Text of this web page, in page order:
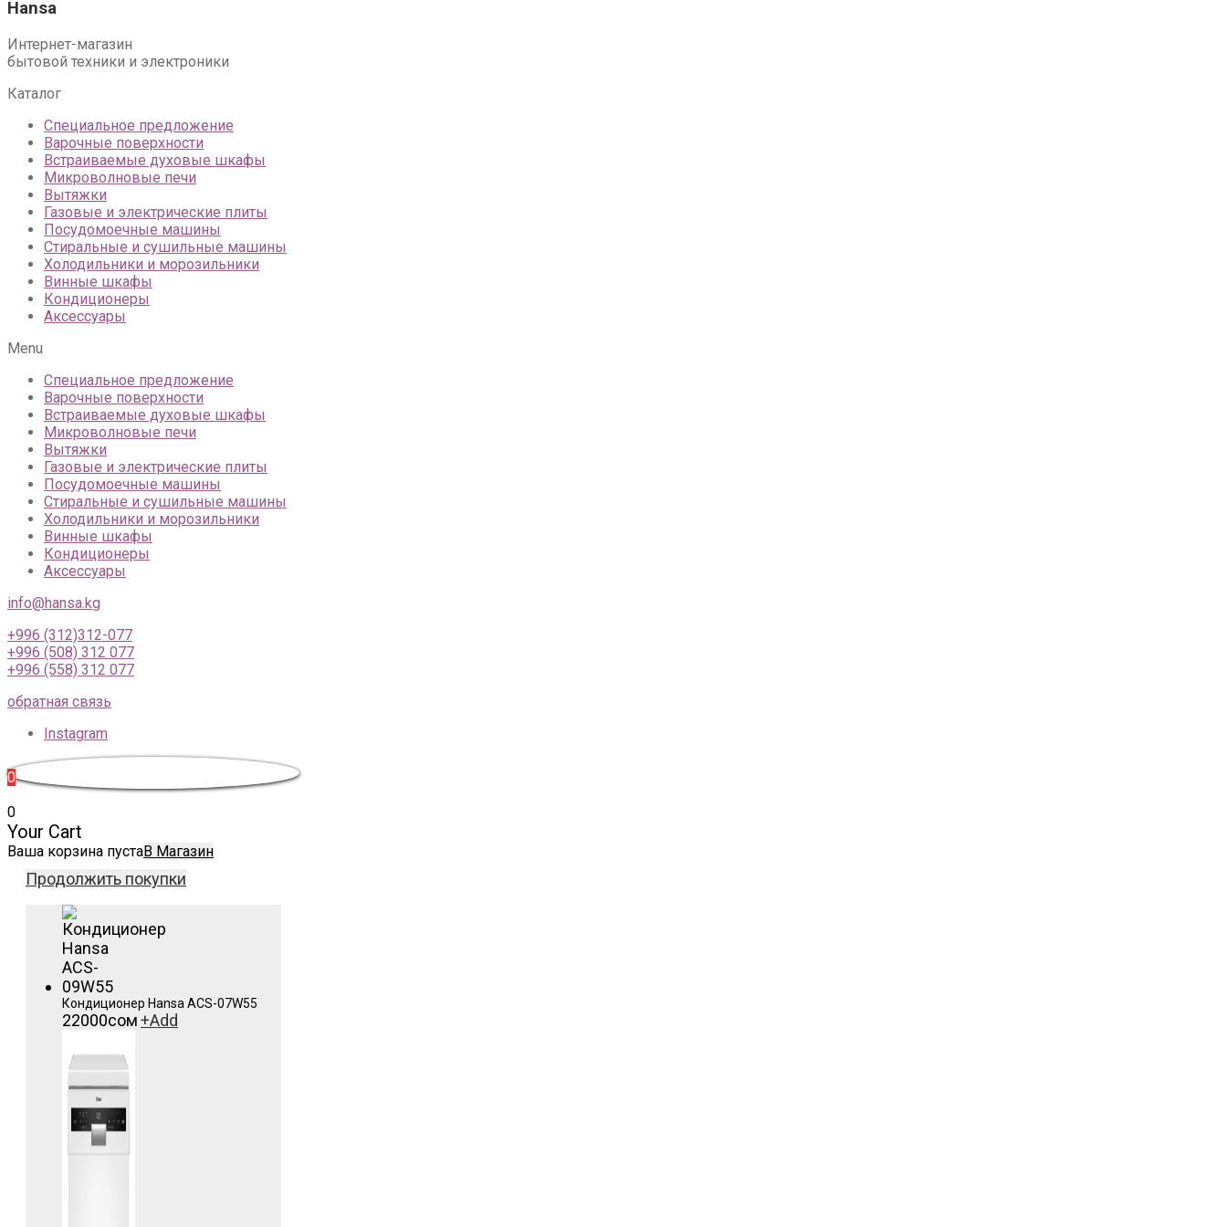
Hansa
Интернет-магазин
бытовой техники и электроники
Каталог
Специальное предложение
Варочные поверхности
Встраиваемые духовые шкафы
Микроволновые печи
Вытяжки
Газовые и электрические плиты
Посудомоечные машины
Стиральные и сушильные машины
Холодильники и морозильники
Винные шкафы
Кондиционеры
Аксессуары
Menu
Специальное предложение
Варочные поверхности
Встраиваемые духовые шкафы
Микроволновые печи
Вытяжки
Газовые и электрические плиты
Посудомоечные машины
Стиральные и сушильные машины
Холодильники и морозильники
Винные шкафы
Кондиционеры
Аксессуары
info@hansa.kg
+996 (312)312-077
+996 (508) 312 077
+996 (558) 312 077
обратная связь
Instagram
0
0
Your Cart
Ваша корзина пустаВ Магазин
Продолжить покупки
Кондиционер Hansa ACS-07W55
22000сом+Add